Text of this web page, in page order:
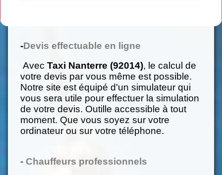
-Devis effectuable en ligne
AvecTaxi Nanterre (92014), le calcul de
votre devis par vous même est possible.
Notre site est équipé d'un simulateur qui
vous sera utile pour effectuer la simulation
de votre devis. Outille accessible à tout
moment. Que vous soyez sur votre
ordinateur ou sur votre téléphone.
-Chauffeurs professionnels